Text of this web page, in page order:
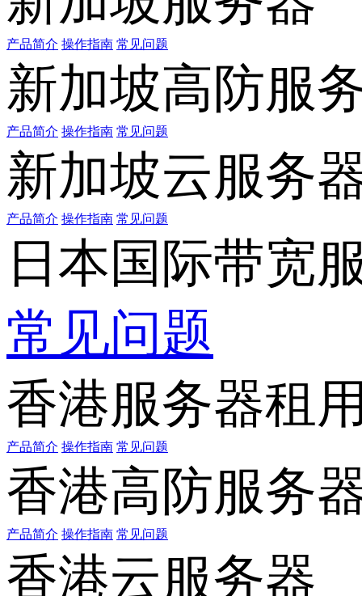
产品简介 操作指南 常见问题
新加坡高防服
产品简介 操作指南 常见问题
新加坡云服务
产品简介 操作指南 常见问题
日本国际带宽
常见问题
香港服务器租
产品简介 操作指南 常见问题
香港高防服务
产品简介 操作指南 常见问题
香港云服务器